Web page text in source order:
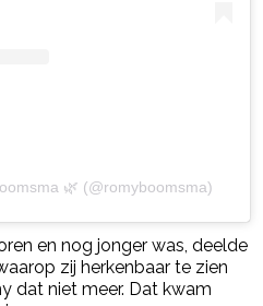
🌿 (@romyboomsma)
en nog jonger was, deelde
zij herkenbaar te zien
dat niet meer. Dat kwam